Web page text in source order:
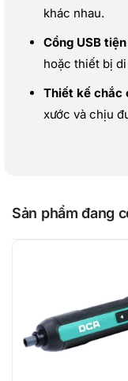
khác nhau.
Cổng USB
hoặc thiết bị
Thiết kế chắc
xước và chịu
Sản phẩm đang